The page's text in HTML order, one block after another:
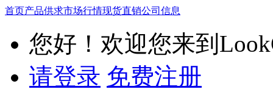
首页产品供求市场行情现货直销公司信息
您好！欢迎您来到
请登录 免费注册